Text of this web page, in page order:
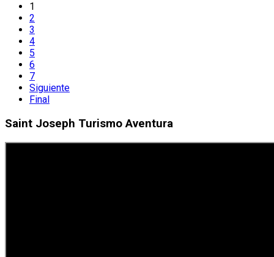
1
2
3
4
5
6
7
Siguiente
Final
Saint Joseph Turismo Aventura